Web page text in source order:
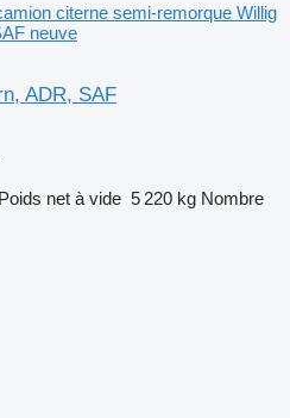
citerne semi-remorque Willig
neuve
ADR, SAF
Poids net à vide 5 220 kg Nombre